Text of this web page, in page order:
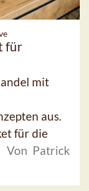
für
mit
aus.
für die
Von Patrick